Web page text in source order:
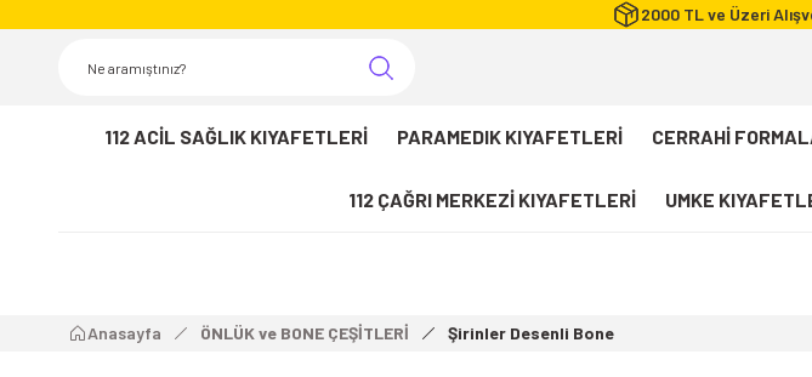
2000 TL ve Üzeri
112 ACİL SAĞLIK KIYAFETLERİ PARAMEDIK KIYAFETLERİ CERRAHİ
112 ÇAĞRI MERKEZİ KIYAFETLERİ UMKE
Anasayfa ÖNLÜK ve BONE ÇEŞİTLERİ Şirinler Desenli Bone